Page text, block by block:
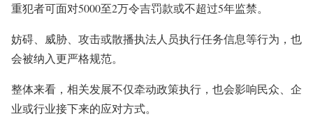
重犯者可面对5000至2万令吉罚款或不超过5年监禁。
妨碍、威胁、攻击或散播执法人员执行任务信息等行为，也
会被纳入更严格规范。
整体来看，相关发展不仅牵动政策执行，也会影响民众、企
业或行业接下来的应对方式。